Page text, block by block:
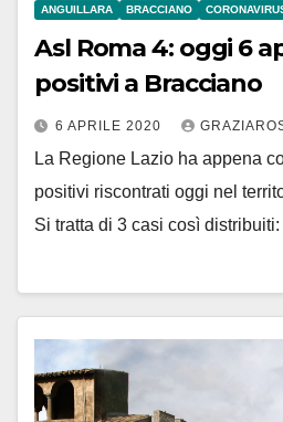
ANGUILLARA BRACCIANO
Asl Roma 4: oggi 6
positivi a Bracciano
6 APRILE 2020
La Regione Lazio ha appena
positivi riscontrati oggi nel
Si tratta di 3 casi così